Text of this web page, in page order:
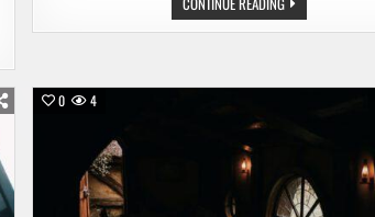
BAUT
IN
DANN
0 4